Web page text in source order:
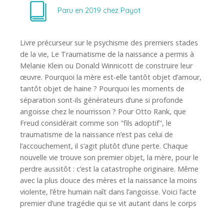
Paru en 2019 chez Payot
Livre précurseur sur le psychisme des premiers stades
de la vie, Le Traumatisme de la naissance a permis à
Melanie Klein ou Donald Winnicott de construire leur
œuvre. Pourquoi la mère est-elle tantôt objet d’amour,
tantôt objet de haine ? Pourquoi les moments de
séparation sont-ils générateurs d’une si profonde
angoisse chez le nourrisson ? Pour Otto Rank, que
Freud considérait comme son "fils adoptif", le
traumatisme de la naissance n’est pas celui de
l’accouchement, il s’agit plutôt d’une perte. Chaque
nouvelle vie trouve son premier objet, la mère, pour le
perdre aussitôt : c’est la catastrophe originaire. Même
avec la plus douce des mères et la naissance la moins
violente, l’être humain naît dans l’angoisse. Voici l’acte
premier d’une tragédie qui se vit autant dans le corps